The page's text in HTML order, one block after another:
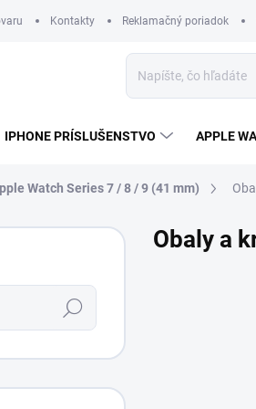
Kontakty Reklamačný poriadok
IPHONE PRÍSLUŠENSTVO APPLE
Watch Series 7 / 8 / 9 (41 mm)
Hľadať
Obaly a